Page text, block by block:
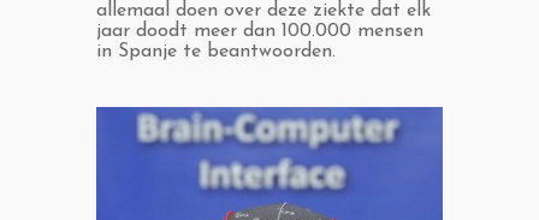
allemaal doen over deze ziekte dat elk
jaar doodt meer dan 100.000 mensen
in Spanje te beantwoorden.